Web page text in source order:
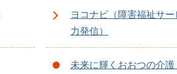
ヨコナビ（障害福祉サ
力発信）
未来に輝くおおつの介護